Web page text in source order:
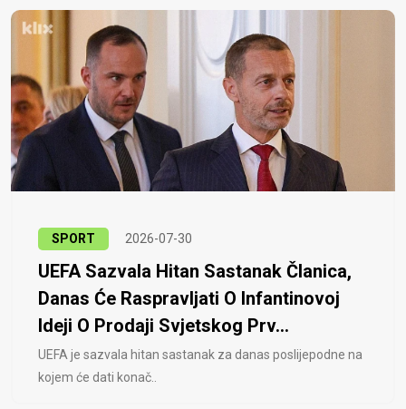
SPORT 2026-07-30
UEFA Sazvala Hitan Sastanak Članica,
Danas Će Raspravljati O Infantinovoj
Ideji O Prodaji Svjetskog Prv...
UEFA je sazvala hitan sastanak za danas poslijepodne na
kojem će dati konač..